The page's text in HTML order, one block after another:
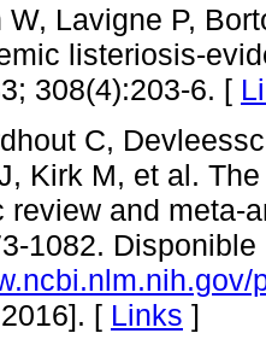
Lavigne P,
listeriosis-
308(4):203-6. [
C,
Kirk M, et al.
review and meta-
1082. Disponible
[ Links ]